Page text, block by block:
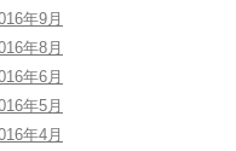
年9月
年8月
年6月
年5月
年4月